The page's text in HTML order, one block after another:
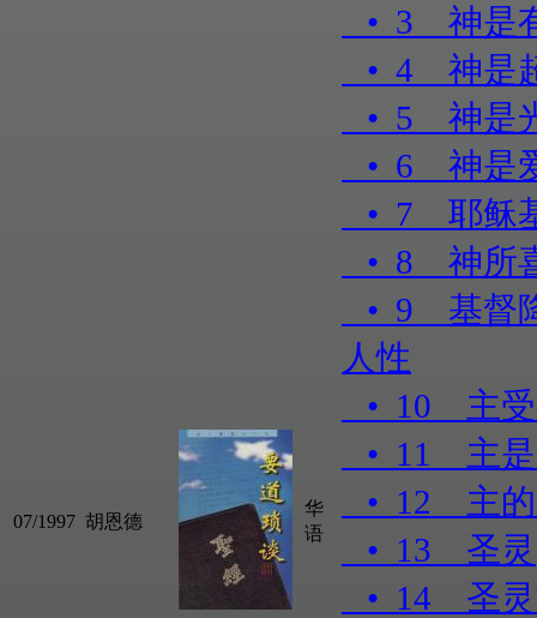
07/1997 胡恩德
华
语
• 3 神是
• 4 神是
• 5 神是
• 6 神是
• 7 耶稣
• 8 神所
• 9 基督
人性
• 10 主受
• 11 主是
• 12 主
• 13 圣灵
• 14 圣